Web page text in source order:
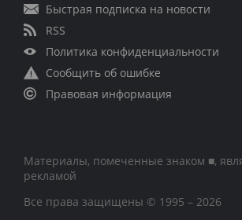
Быстрая подписка на новости
RSS
Политика конфиденциальности
Сообщить об ошибке
Правовая информация
Материалы, помеченные знаком ■,
рекламой
Все права защищены © 1995 – 2026